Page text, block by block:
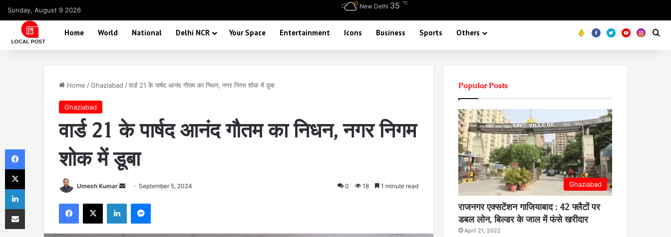
Sunday, August 9 2026 New Delhi 35 ℃
Home World National Delhi NCR Your Space Entertainment Icons Business Sports Others Koo FB TwitterYoutube
Home /Ghaziabad /वार्ड 21 के पार्षद आनंद गौतम का निधन, नगर निगम शोक में डूबा
Ghaziabad
वार्ड 21 के पार्षद आनंद गौतम का निधन, नगर निगम
शोक में डूबा
Umesh Kumar
Send
email
September 5, 2024 0 18 1 minute read
Facebook
X LinkedInMessenger
Popular Posts
Ghaziabad
राजनगर एक्सटेंशन गाजियाबाद : 42 फ्लैटों पर
डबल लोन, बिल्डर के जाल में फंसे खरीदार
April 21, 2022
Facebook
X
LinkedIn
Share via Email